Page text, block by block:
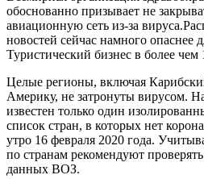
обоснованно призывает не
авиационную сеть из-за
новостей сейчас намного опаснее
Туристический бизнес в более чем
Целые регионы, включая
Америку, не затронуты вирусом.
известен только один
список стран, в которых нет
утро 16 февраля 2020 года.
по странам рекомендуют
данных ВОЗ.